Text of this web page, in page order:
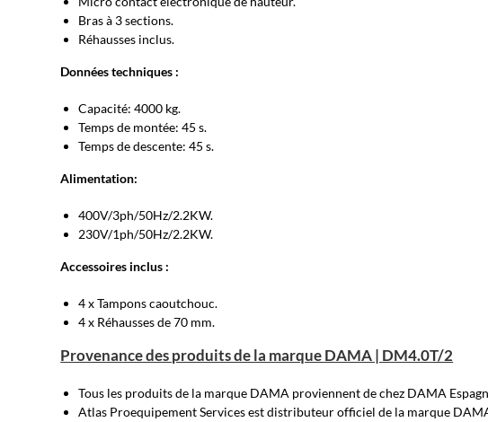
Bras à 3 sections.
Réhausses inclus.
Données techniques :
Capacité: 4000 kg.
Temps de montée: 45 s.
Temps de descente: 45 s.
Alimentation:
400V/3ph/50Hz/2.2KW.
230V/1ph/50Hz/2.2KW.
Accessoires inclus :
4 x Tampons caoutchouc.
4 x Réhausses de 70 mm.
Provenance des produits de la marque DAMA | DM4.0T/2
Tous les produits de la marque DAMA proviennent de chez DAMA
Atlas Proequipement Services est distributeur officiel de la marque